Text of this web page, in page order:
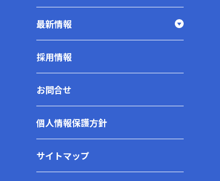
最新情報
採用情報
お問合せ
個人情報保護方針
サイトマップ